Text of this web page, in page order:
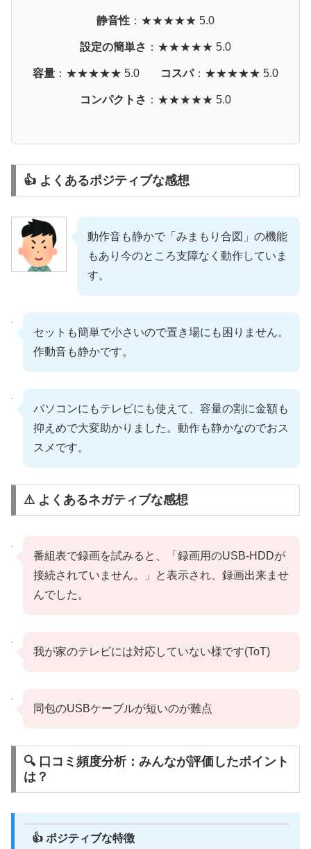
静音性 ：★★★★★ 5.0
設定の簡単さ ：★★★★★ 5.0
容量 ：★★★★★ 5.0 コスパ：★★★★★ 5.0
コンパクトさ ：★★★★★ 5.0
👍 よくあるポジティブな感想
動作音も静かで「みまもり合図」の機能
もあり今のところ支障なく動作していま
す。
セットも簡単で小さいので置き場にも困りません。
作動音も静かです。
パソコンにもテレビにも使えて、容量の割に金額も
抑えめで大変助かりました。動作も静かなのでおス
スメです。
⚠ よくあるネガティブな感想
番組表で録画を試みると、「録画用のUSB-HDDが
接続されていません。」と表示され、録画出来ませ
んでした。
我が家のテレビには対応していない様です(ToT)
同包のUSBケーブルが短いのが難点
🔍 口コミ頻度分析：みんなが評価したポイント
は？
👍 ポジティブな特徴